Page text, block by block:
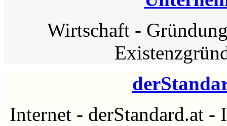
Wirtschaft -
Internet- derStandard.at-